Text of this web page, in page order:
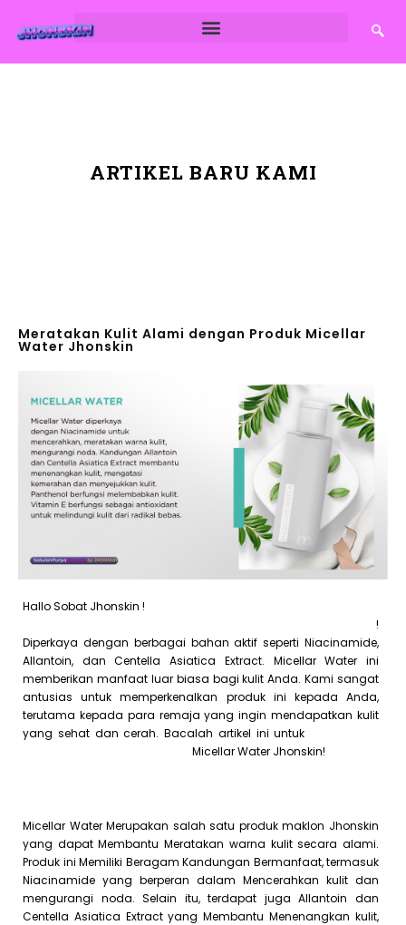
ARTIKEL BARU KAMI
Meratakan Kulit Alami dengan Produk Micellar
Water Jhonskin
Hallo Sobat Jhonskin !
!
Diperkaya dengan berbagai bahan aktif seperti Niacinamide,
Allantoin, dan Centella Asiatica Extract. Micellar Water ini
memberikan manfaat luar biasa bagi kulit Anda. Kami sangat
antusias untuk memperkenalkan produk ini kepada Anda,
terutama kepada para remaja yang ingin mendapatkan kulit
yang sehat dan cerah. Bacalah artikel ini untuk
Micellar Water Jhonskin!
Micellar Water Merupakan salah satu produk maklon Jhonskin
yang dapat Membantu Meratakan warna kulit secara alami.
Produk ini Memiliki Beragam Kandungan Bermanfaat, termasuk
Niacinamide yang berperan dalam Mencerahkan kulit dan
mengurangi noda. Selain itu, terdapat juga Allantoin dan
Centella Asiatica Extract yang Membantu Menenangkan kulit,